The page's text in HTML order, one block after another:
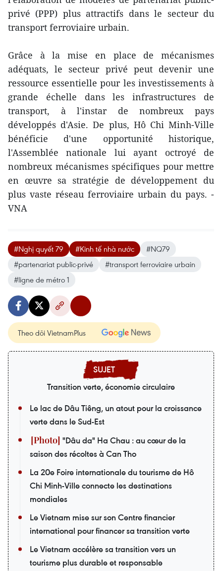
privé (PPP) plus attractifs dans le secteur du
transport ferroviaire urbain.
Grâce à la mise en place de mécanismes
adéquats, le secteur privé peut devenir une
ressource essentielle pour les investissements à
grande échelle dans les infrastructures de
transport, à l'instar de nombreux pays
développés d'Asie. De plus, Hô Chi Minh-Ville
bénéficie d'une opportunité historique,
l'Assemblée nationale lui ayant octroyé de
nombreux mécanismes spécifiques pour mettre
en œuvre sa stratégie de développement du
plus vaste réseau ferroviaire urbain du pays. -
VNA
#Nghị quyết 79 #Kinh tế nhà nước
#NQ79
#partenariat public-privé
#transport ferroviaire urbain
#ligne de métro 1
Theo dõi VietnamPlus
Transition verte, économie circulaire
Le lac de Dâu Tiêng, un atout pour la croissance
verte dans le Sud-Est
"Dâu da" Ha Chau : au cœur de la
saison des récoltes à Can Tho
La 20e Foire internationale du tourisme de Hô
Chi Minh-Ville connecte les destinations
mondiales
Le Vietnam mise sur son Centre financier
international pour financer sa transition verte
Le Vietnam accélère sa transition vers un
tourisme plus durable et responsable